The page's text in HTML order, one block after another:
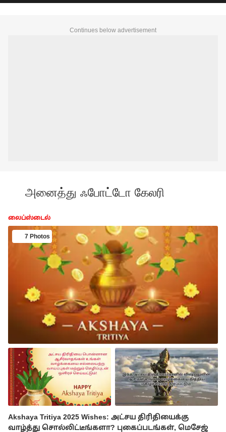
Continues below advertisement
அனைத்து ஃபோட்டோ கேலரி
லைப்ஸ்டைல்
7 Photos
Akshaya Tritiya 2025 Wishes: அட்சய திரிதியைக்கு
வாழ்த்து சொல்லிட்டீங்களா? புகைப்படங்கள், மெசேஜ்